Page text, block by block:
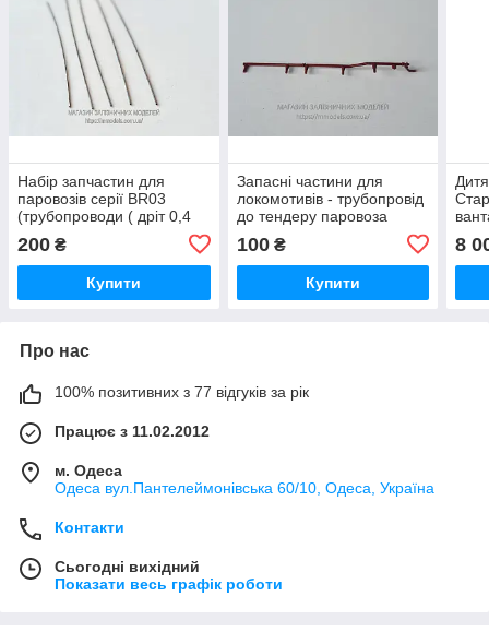
Набір запчастин для
паровозів серії BR03
(трубопроводи ( дріт 0,4
H0, 1:87
200 ₴
Купити
Запасні частини для
локомотивів - трубопровід
до тендеру паровоза
1/87
100₴
Купити
H0
8
Про нас
100% позитивних з 77 відгуків за рік
Працює з 11.02.2012
м. Одеса
Одеса вул.Пантелеймонівська 60/10, Одеса, Україна
Контакти
Сьогодні вихідний
Показати весь графік роботи